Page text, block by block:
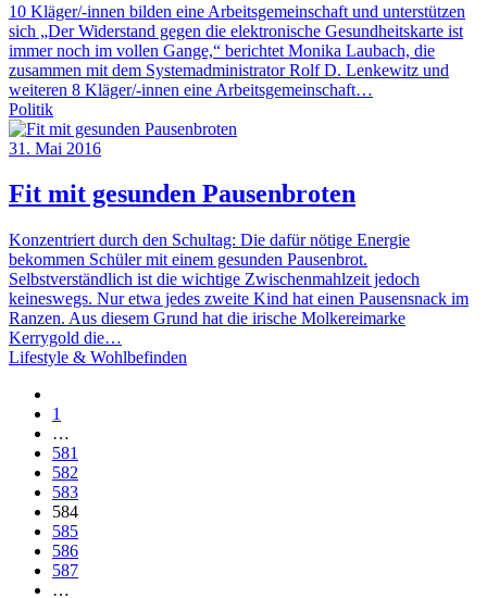
10 Kläger/-innen bilden eine Arbeitsgemeinschaft und unterstützen
sich „Der Widerstand gegen die elektronische Gesundheitskarte ist
immer noch im vollen Gange,“ berichtet Monika Laubach, die
zusammen mit dem Systemadministrator Rolf D. Lenkewitz und
weiteren 8 Kläger/-innen eine Arbeitsgemeinschaft…
Politik
31. Mai 2016
Fit mit gesunden Pausenbroten
Konzentriert durch den Schultag: Die dafür nötige Energie
bekommen Schüler mit einem gesunden Pausenbrot.
Selbstverständlich ist die wichtige Zwischenmahlzeit jedoch
keineswegs. Nur etwa jedes zweite Kind hat einen Pausensnack im
Ranzen. Aus diesem Grund hat die irische Molkereimarke
Kerrygold die…
Lifestyle & Wohlbefinden
1
…
581
582
583
584
585
586
587
…